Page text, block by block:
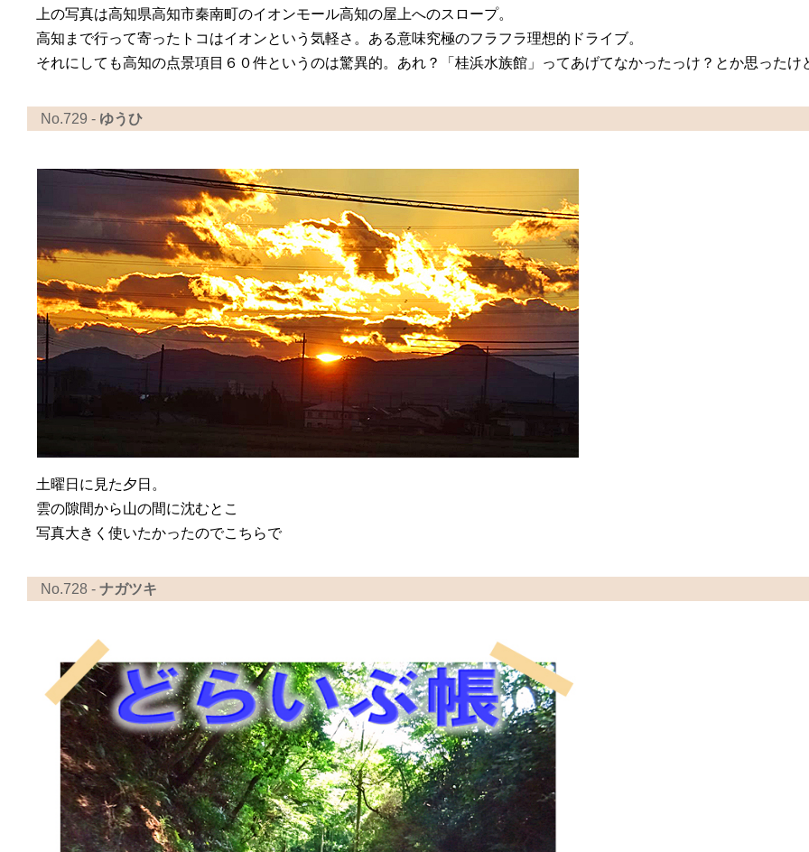
上の写真は高知県高知市秦南町のイオンモール高知の屋上へのスロープ。
高知まで行って寄ったトコはイオンという気軽さ。ある意味究極のフラフラ理想的ドライブ。
それにしても高知の点景項目６０件というのは驚異的。あれ？「桂浜水族館」ってあげてなかったっけ？とか思ったけ
No.729 - ゆうひ
土曜日に見た夕日。
雲の隙間から山の間に沈むとこ
写真大きく使いたかったのでこちらで
No.728 - ナガツキ